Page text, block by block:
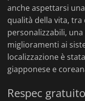
anche aspettarsi
qualità della vita,
personalizzabili,
miglioramenti ai
localizzazione è
giapponese e
Respec